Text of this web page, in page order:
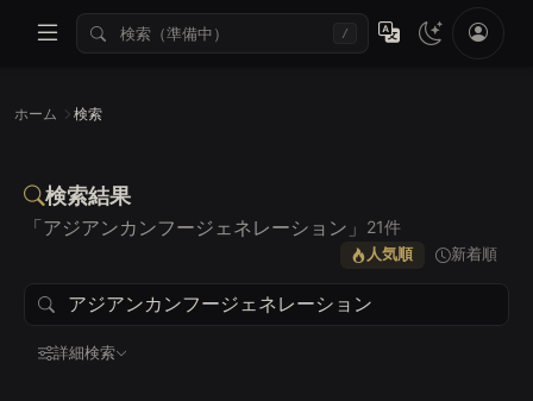
/
ホーム 検索
検索結果
「アジアンカンフージェネレーション」 21件
人気順 新着順
詳細検索